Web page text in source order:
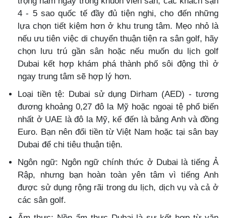
4 - 5 sao quốc tế đầy đủ tiện nghi, cho đến những
lựa chọn tiết kiệm hơn ở khu trung tâm. Mẹo nhỏ là
nếu ưu tiên việc di chuyển thuận tiện ra sân golf, hãy
chọn lưu trú gần sân hoặc nếu muốn du lịch golf
Dubai kết hợp khám phá thành phố sôi động thì ở
ngay trung tâm sẽ hợp lý hơn.
Loại tiền tệ: Dubai sử dụng Dirham (AED) - tương
đương khoảng 0,27 đô la Mỹ hoặc ngoại tệ phổ biến
nhất ở UAE là đô la Mỹ, kế đến là bảng Anh và đồng
Euro. Bạn nên đổi tiền từ Việt Nam hoặc tại sân bay
Dubai để chi tiêu thuận tiện.
Ngôn ngữ: Ngôn ngữ chính thức ở Dubai là tiếng Ả
Rập, nhưng bạn hoàn toàn yên tâm vì tiếng Anh
được sử dụng rộng rãi trong du lịch, dịch vụ và cả ở
các sân golf.